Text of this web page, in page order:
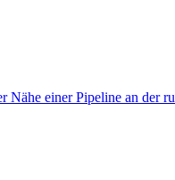
einer Pipeline an der